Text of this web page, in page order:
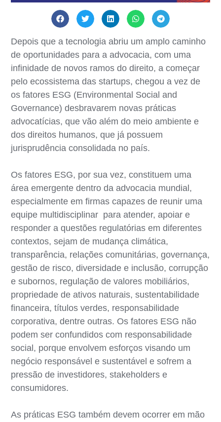
Depois que a tecnologia abriu um amplo caminho
de oportunidades para a advocacia, com uma
infinidade de novos ramos do direito, a começar
pelo ecossistema das startups, chegou a vez de
os fatores ESG (Environmental Social and
Governance) desbravarem novas práticas
advocatícias, que vão além do meio ambiente e
dos direitos humanos, que já possuem
jurisprudência consolidada no país.
Os fatores ESG, por sua vez, constituem uma
área emergente dentro da advocacia mundial,
especialmente em firmas capazes de reunir uma
equipe multidisciplinar para atender, apoiar e
responder a questões regulatórias em diferentes
contextos, sejam de mudança climática,
transparência, relações comunitárias, governança,
gestão de risco, diversidade e inclusão, corrupção
e subornos, regulação de valores mobiliários,
propriedade de ativos naturais, sustentabilidade
financeira, títulos verdes, responsabilidade
corporativa, dentre outras. Os fatores ESG não
podem ser confundidos com responsabilidade
social, porque envolvem esforços visando um
negócio responsável e sustentável e sofrem a
pressão de investidores, stakeholders e
consumidores.
As práticas ESG também devem ocorrer em mão